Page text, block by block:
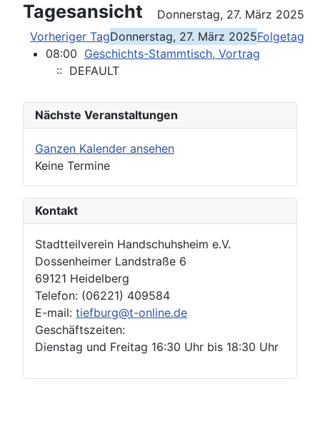
Tagesansicht
Donnerstag, 27. März 2025
Vorheriger TagDonnerstag, 27. März 2025Folgetag
08:00 Geschichts-Stammtisch, Vortrag
:: DEFAULT
Nächste Veranstaltungen
Ganzen Kalender ansehen
Keine Termine
Kontakt
Stadtteilverein Handschuhsheim e.V.
Dossenheimer Landstraße 6
69121 Heidelberg
Telefon: (06221) 409584
E-mail: tiefburg@t-online.de
Geschäftszeiten:
Dienstag und Freitag 16:30 Uhr bis 18:30 Uhr